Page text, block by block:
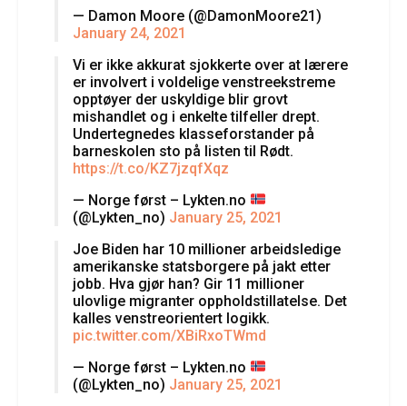
— Damon Moore (@DamonMoore21)
January 24, 2021
Vi er ikke akkurat sjokkerte over at lærere
er involvert i voldelige venstreekstreme
opptøyer der uskyldige blir grovt
mishandlet og i enkelte tilfeller drept.
Undertegnedes klasseforstander på
barneskolen sto på listen til Rødt.
https://t.co/KZ7jzqfXqz
— Norge først – Lykten.no
(@Lykten_no) January 25, 2021
Joe Biden har 10 millioner arbeidsledige
amerikanske statsborgere på jakt etter
jobb. Hva gjør han? Gir 11 millioner
ulovlige migranter oppholdstillatelse. Det
kalles venstreorientert logikk.
pic.twitter.com/XBiRxoTWmd
— Norge først – Lykten.no
(@Lykten_no) January 25, 2021